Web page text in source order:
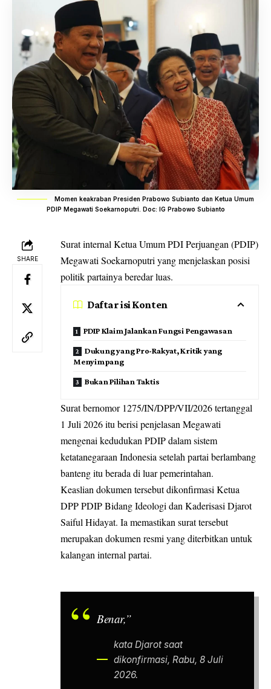
Momen keakraban Presiden Prabowo Subianto dan Ketua Umum
PDIP Megawati Soekarnoputri. Doc: IG Prabowo Subianto
SHARE
Surat internal Ketua Umum PDI Perjuangan (PDIP)
Megawati Soekarnoputri yang menjelaskanposisi
politik partainya beredar luas.
Daftar isi Konten
PDIP Klaim Jalankan Fungsi Pengawasan
Dukung yang Pro-Rakyat, Kritik yang
Menyimpang
Bukan Pilihan Taktis
Surat bernomor 1275/IN/DPP/VII/2026 tertanggal
1 Juli 2026 itu berisi penjelasan Megawati
mengenai kedudukan PDIP dalam sistem
ketatanegaraan Indonesia setelah partai berlambang
banteng itu berada di luar pemerintahan.
Keaslian dokumen tersebut dikonfirmasi Ketua
DPP PDIP Bidang Ideologi dan Kaderisasi Djarot
Saiful Hidayat. Ia memastikan surat tersebut
merupakan dokumen resmi yang diterbitkan untuk
kalangan internal partai.
Benar,”
kata Djarot saat
dikonfirmasi, Rabu, 8 Juli
2026.